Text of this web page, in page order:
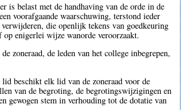
is belast met de handhaving van de orde in de
voorafgaande waarschuwing, terstond ieder
die openlijk tekens van goedkeuring
enigerlei wijze wanorde veroorzaakt.
zoneraad, de leden van het college inbegrepen,
lid beschikt elk lid van de zoneraad voor de
van de begroting, de begrotingswijzigingen en
gewogen stem in verhouding tot de dotatie van